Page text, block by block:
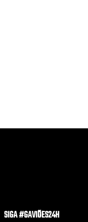
SIGA #GAVIÕES24H